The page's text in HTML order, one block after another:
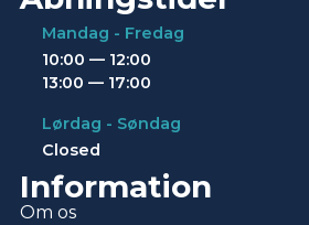
Mandag - Fredag
10:00 — 12:00
13:00 — 17:00
Lørdag - Søndag
Closed
Information
Om os